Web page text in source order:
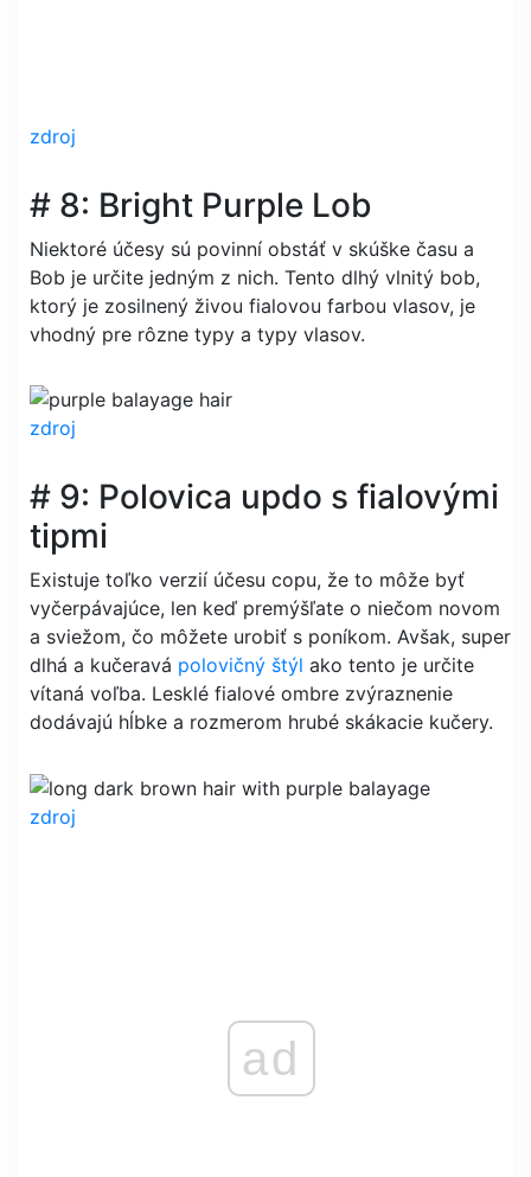
zdroj
# 8: Bright Purple Lob
Niektoré účesy sú povinní obstáť v skúške času a
Bob je určite jedným z nich. Tento dlhý vlnitý bob,
ktorý je zosilnený živou fialovou farbou vlasov, je
vhodný pre rôzne typy a typy vlasov.
zdroj
# 9: Polovica updo s fialovými
tipmi
Existuje toľko verzií účesu copu, že to môže byť
vyčerpávajúce, len keď premýšľate o niečom novom
a sviežom, čo môžete urobiť s poníkom. Avšak, super
dlhá a kučeravá polovičný štýl ako tento je určite
vítaná voľba. Lesklé fialové ombre zvýraznenie
dodávajú hĺbke a rozmerom hrubé skákacie kučery.
zdroj
ad